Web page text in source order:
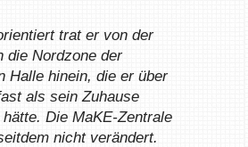
trat er von der
die Nordzone der
Halle hinein, die er über
als sein Zuhause
Die MaKE-Zentrale
nicht verändert.